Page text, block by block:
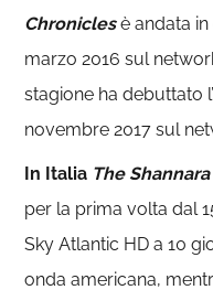
Chroniclesè andata in
marzo 2016 sul
stagione ha debuttato
novembre 2017 sul
In Italia The
per la prima volta dal
Sky Atlantic HD a 10
onda americana,